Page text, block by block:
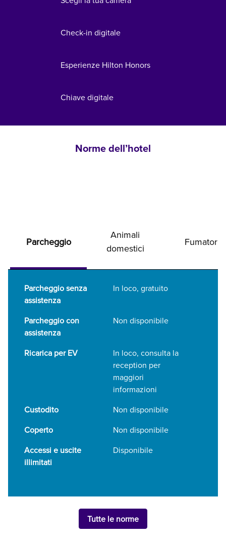
Check-in digitale
Esperienze Hilton Honors
Chiave digitale
Norme dell’hotel
Parcheggio
Animali
domestici
Fumatori
Parcheggio senza
assistenza
In loco, gratuito
Parcheggio con
assistenza
Non disponibile
Ricarica per EV In loco, consulta la
reception per
maggiori
informazioni
Custodito
Non disponibile
Coperto
Non disponibile
Accessi e uscite
illimitati
Disponibile
Tutte le norme